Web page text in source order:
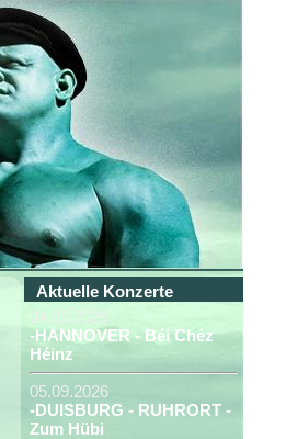
Aktuelle Konzerte
04.09.2026
-HANNOVER - Béi Chéz
Héinz
05.09.2026
-DUISBURG - RUHRORT -
Zum Hübi